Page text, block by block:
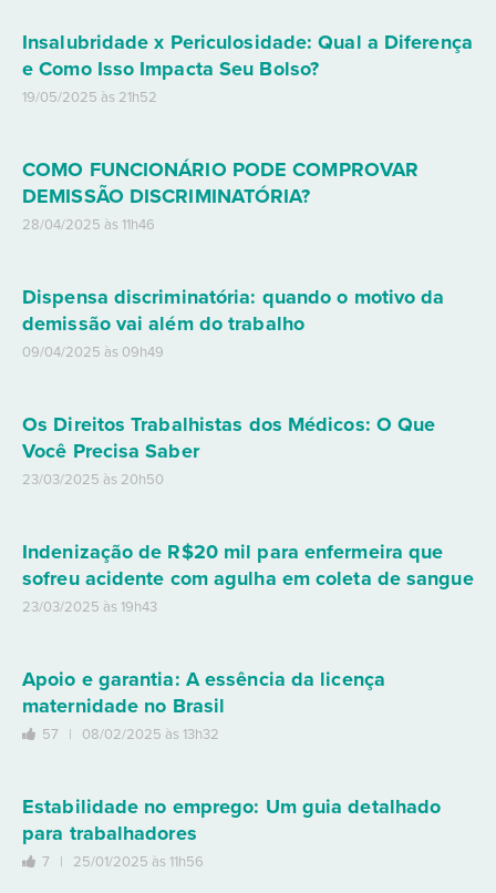
Insalubridade x Periculosidade: Qual a Diferença
e Como Isso Impacta Seu Bolso?
19/05/2025 às 21h52
COMO FUNCIONÁRIO PODE COMPROVAR
DEMISSÃO DISCRIMINATÓRIA?
28/04/2025 às 11h46
Dispensa discriminatória: quando o motivo da
demissão vai além do trabalho
09/04/2025 às 09h49
Os Direitos Trabalhistas dos Médicos: O Que
Você Precisa Saber
23/03/2025 às 20h50
Indenização de R$20 mil para enfermeira que
sofreu acidente com agulha em coleta de sangue
23/03/2025 às 19h43
Apoio e garantia: A essência da licença
maternidade no Brasil
57 | 08/02/2025 às 13h32
Estabilidade no emprego: Um guia detalhado
para trabalhadores
7 | 25/01/2025 às 11h56